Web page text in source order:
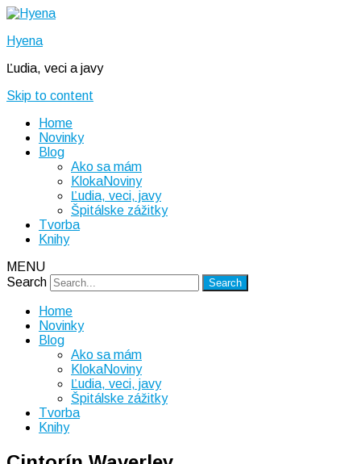
Hyena
Ľudia, veci a javy
Skip to content
Home
Novinky
Blog
Ako sa mám
KlokaNoviny
Ľudia, veci, javy
Špitálske zážitky
Tvorba
Knihy
MENU
Search
Home
Novinky
Blog
Ako sa mám
KlokaNoviny
Ľudia, veci, javy
Špitálske zážitky
Tvorba
Knihy